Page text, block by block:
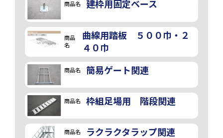
商品名 建枠用固定ベース
商品
名
曲線用踏板 ５００巾・２
４０巾
商品名 簡易ゲート関連
商品名 枠組足場用 階段関連
商品名 ラクラクタラップ関連